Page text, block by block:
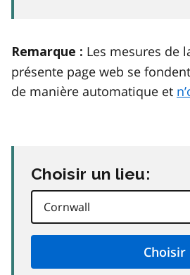
Remarque : Les mesures de
présente page web se
de manière automatique et
Choisir un lieu: